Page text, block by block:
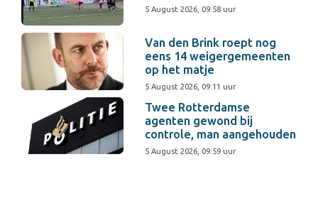
5 August 2026, 09:58 uur
Van den Brink roept nog
eens 14 weigergemeenten
op het matje
5 August 2026, 09:11 uur
Twee Rotterdamse
agenten gewond bij
controle, man aangehouden
5 August 2026, 09:59 uur